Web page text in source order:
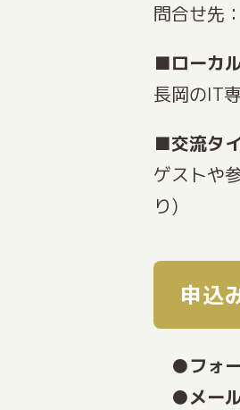
問合せ先
■ローカ
長岡のIT
■交流タ
ゲストや
り)
申込
フォ
メー